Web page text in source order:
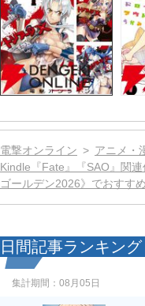
電撃オンライン アニメ・
Kindle『Fate』『SAO』関
ゴールデン2026》でおすす
日間記事ランキング
集計期間： 08月05日